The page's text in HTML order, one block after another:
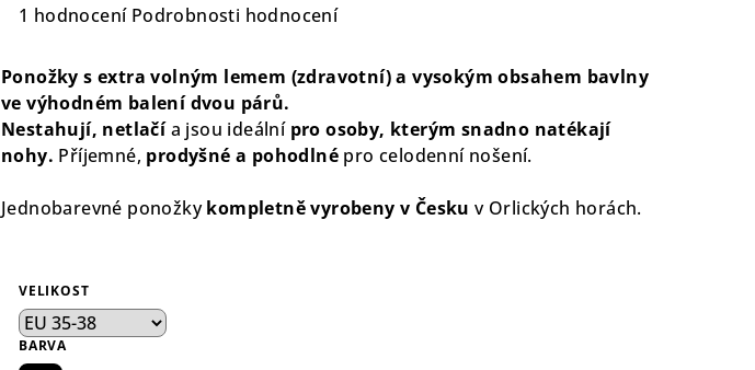
Průměrné
produktu
5,0
z
hvězdiček.
1 hodnocení Podrobnosti hodnocení
Ponožky s extra volným lemem (zdravotní) a vysokým obsahem bavlny
ve výhodném balení dvou párů.
Nestahují, netlačía jsou ideální pro osoby, kterým snadno natékají
nohy. Příjemné, prodyšné a pohodlné pro celodenní nošení.
Jednobarevné ponožkykompletně vyrobeny v Česku v Orlických horách.
VELIKOST
BARVA